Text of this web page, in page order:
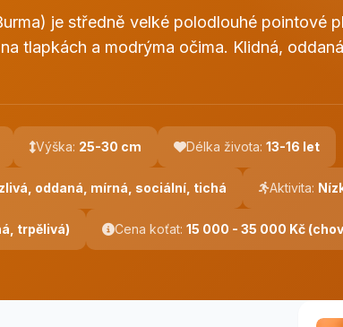
je středně velké polodlouhé pointové
tlapkách a modrýma očima. Klidná,
Výška: 25-30 cm Délka života: 13-16 let
oddaná, mírná, sociální, tichá Aktivita:
trpělivá) Cena koťat: 15 000 - 35 000 Kč